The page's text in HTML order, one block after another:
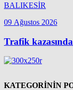
BALIKESİR
09 Ağustos 2026
Trafik
KATEGORİNİN